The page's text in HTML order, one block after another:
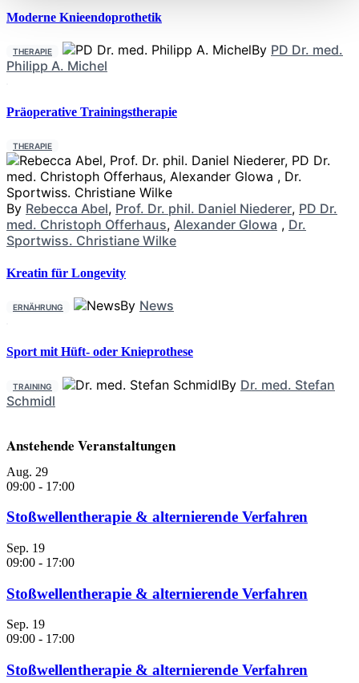
Moderne Knieendoprothetik
THERAPIE By PD Dr. med.
Philipp A. Michel
Präoperative Trainingstherapie
THERAPIE
By Rebecca Abel, Prof. Dr. phil. Daniel Niederer, PD Dr.
med. Christoph Offerhaus, Alexander Glowa , Dr.
Sportwiss. Christiane Wilke
Kreatin für Longevity
ERNÄHRUNG By News
Sport mit Hüft- oder Knieprothese
TRAINING By Dr. med. Stefan
Schmidl
Anstehende Veranstaltungen
Aug. 29
09:00 - 17:00
Stoßwellentherapie & alternierende Verfahren
Sep. 19
09:00 - 17:00
Stoßwellentherapie & alternierende Verfahren
Sep. 19
09:00 - 17:00
Stoßwellentherapie & alternierende Verfahren